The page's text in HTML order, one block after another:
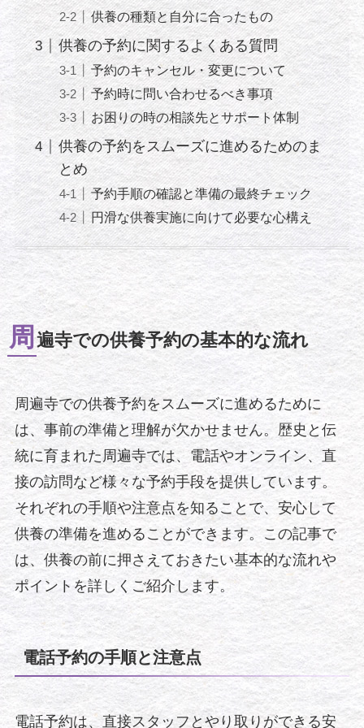
供養の種類と自分に合ったもの
供養の予約に関するよくある質問
予約のキャンセル・変更について
予約時に問い合わせるべき事項
お困りの時の相談先とサポート体制
供養の予約をスムーズに進めるためのま
とめ
予約手順の確認と準備の最終チェック
円滑な供養実施に向けて必要な心構え
周 遍寺での供養予約の基本的な流れ
周遍寺での供養予約をスムーズに進めるために
は、事前の準備と理解が欠かせません。歴史と伝
統に育まれた周遍寺では、電話やオンライン、直
接の訪問など様々な予約手段を提供しています。
それぞれの手順や注意点を知ることで、安心して
供養の準備を進めることができます。この記事で
は、供養の前に押さえておきたい基本的な流れや
ポイントを詳しくご紹介します。
電話予約の手順と注意点
電話予約は、直接スタッフとやり取りができる安